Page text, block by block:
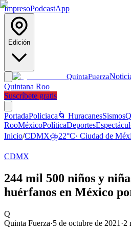
ImpresoPodcastApp
Edición
QuintaFuerza
Quintana Roo
Suscríbete gratis
PortadaPoliciaca 🌀 HuracanesSismos
RooMéxicoPolíticaDeportes
Inicio/CDMX⛈️22°C· Ciudad de
CDMX
244 mil 500 niños y
huérfanos en México
Q
Quinta Fuerza·5 de octubre de 2021 ·2